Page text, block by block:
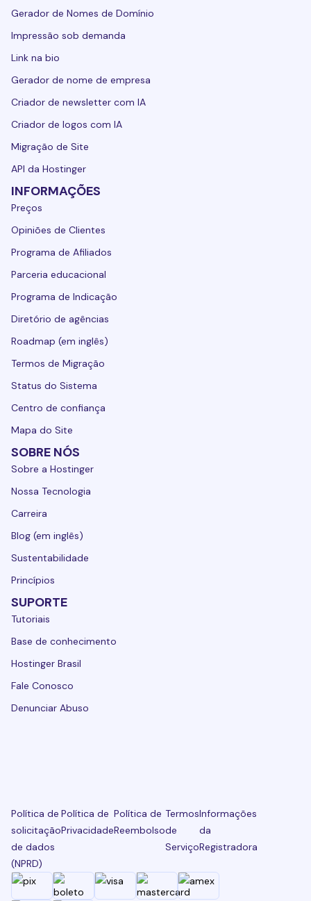
Gerador de Nomes de Domínio
Impressão sob demanda
Link na bio
Gerador de nome de empresa
Criador de newsletter com IA
Criador de logos com IA
Migração de Site
API da Hostinger
INFORMAÇÕES
Preços
Opiniões de Clientes
Programa de Afiliados
Parceria educacional
Programa de Indicação
Diretório de agências
Roadmap (em inglês)
Termos de Migração
Status do Sistema
Centro de confiança
Mapa do Site
SOBRE NÓS
Sobre a Hostinger
Nossa Tecnologia
Carreira
Blog (em inglês)
Sustentabilidade
Princípios
SUPORTE
Tutoriais
Base de conhecimento
Hostinger Brasil
Fale Conosco
Denunciar Abuso
Política de
solicitação
de dados
(NPRD)
Política de
Privacidade
Política de
Reembolso
Termos
de
Serviço
Informações
da
Registradora